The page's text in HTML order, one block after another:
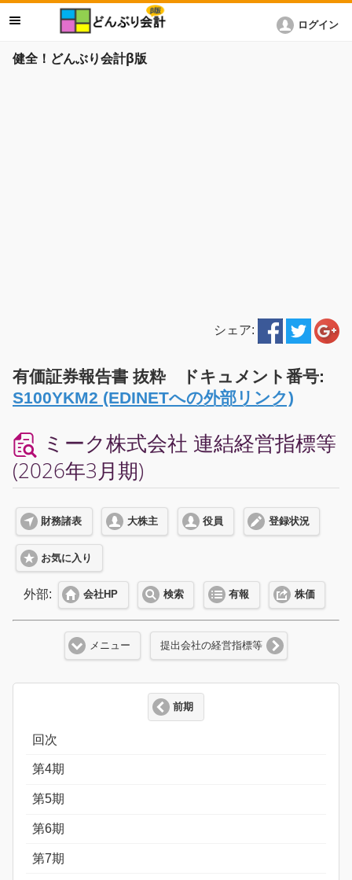
健全！どんぶり会計β版
ログイン
シェア:
有価証券報告書 抜粋 ドキュメント番号:
S100YKM2 (EDINETへの外部リンク)
ミーク株式会社 連結経営指標等
(2026年3月期)
財務諸表 大株主 役員 登録状況
お気に入り
外部: 会社HP 検索 有報 株価
メニュー 提出会社の経営指標等
前期
回次
第4期
第5期
第6期
第7期